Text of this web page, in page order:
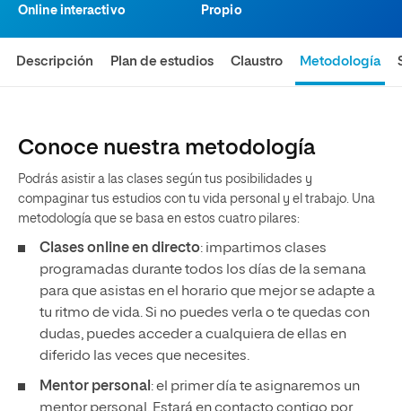
Online interactivo
Propio
Descripción Plan de estudios Claustro Metodología
Conoce nuestra metodología
Podrás asistir a las clases según tus posibilidades y
compaginar tus estudios con tu vida personal y el trabajo. Una
metodología que se basa en estos cuatro pilares:
Clases online en directo: impartimos clases
programadas durante todos los días de la semana
para que asistas en el horario que mejor se adapte a
tu ritmo de vida. Si no puedes verla o te quedas con
dudas, puedes acceder a cualquiera de ellas en
diferido las veces que necesites.
Mentor personal : el primer día te asignaremos un